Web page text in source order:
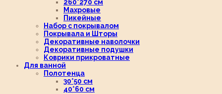
260*270 см
Махровые
Пикейные
Набор с покрывалом
Покрывала и Шторы
Декоративные наволочки
Декоративные подушки
Коврики прикроватные
Для ванной
Полотенца
30*50 см
40*60 см